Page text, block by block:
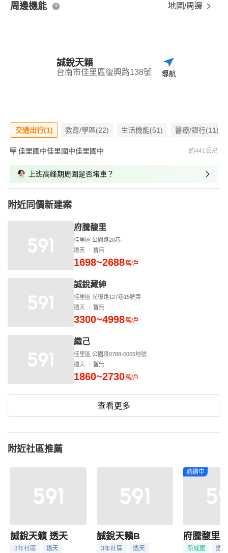
周邊機能 地圖/周邊
誠銳天籟
台南市佳里區復興路138號 導航
交通出行(1) 教育/學區(22) 生活機能(51) 醫療/銀行(11)
佳里國中佳里國中佳里國中 約441公尺
上班高峰期周圍是否堵車？
附近同價新建案
府騰馥里
佳里區 公園路20巷
透天
暫無
1698~2688萬/戶
誠銳藏紳
佳里區 光復路127巷15號旁
透天
暫無
3300~4998萬/戶
織己
佳里區 公園段0788-0005地號
透天
暫無
1860~2730萬/戶
查看更多
附近社區推薦
誠銳天籟 透天
3年社區
透天
誠銳天籟B
3年社區
透天
熱銷中
府騰馥里
新成屋
透天